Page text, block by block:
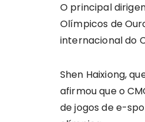
O principal
Olímpicos de
internacional do
Shen Haixiong,
afirmou que o
de jogos de e-